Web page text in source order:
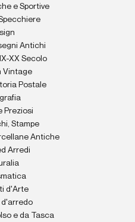
e Sportive
Antichi
XX Secolo
Vintage
Postale
Preziosi
Stampe
Antiche
Arredi
d'Arte
e da Tasca